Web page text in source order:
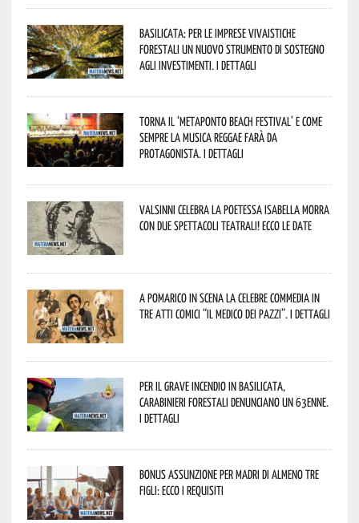
Basilicata: per le imprese vivaistiche
forestali un nuovo strumento di sostegno
agli investimenti. I dettagli
Torna il ‘Metaponto beach festival’ e come
sempre la musica reggae farà da
protagonista. I dettagli
Valsinni celebra la poetessa Isabella Morra
con due spettacoli teatrali! Ecco le date
A Pomarico in scena la celebre commedia in
tre atti comici “Il medico dei pazzi”. I dettagli
Per il grave incendio in Basilicata,
Carabinieri forestali denunciano un 63enne.
I dettagli
Bonus assunzione per madri di almeno tre
figli: ecco i requisiti